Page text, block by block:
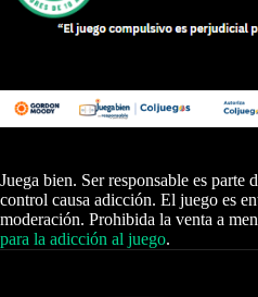
Juega bien. Ser responsable es parte
control causa adicción. El juego es
moderación. Prohibida la venta a
para la adicción al juego.